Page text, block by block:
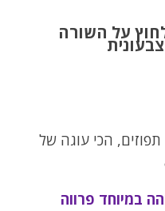
על השורה
הכי עוגה של
במיוחד פרווה